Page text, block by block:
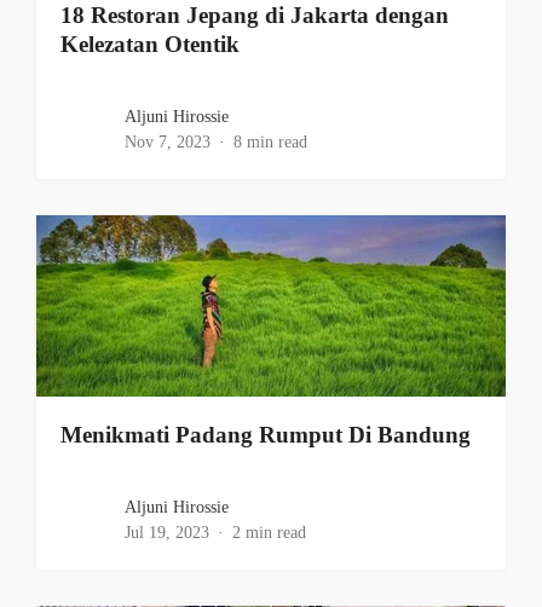
18 Restoran Jepang di Jakarta dengan
Kelezatan Otentik
Aljuni Hirossie
Nov 7, 2023
8 min read
Menikmati Padang Rumput Di Bandung
Aljuni Hirossie
Jul 19, 2023
2 min read